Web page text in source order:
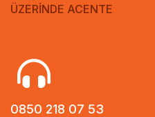
ÜZERİNDE ACENTE
0850 218 07 53